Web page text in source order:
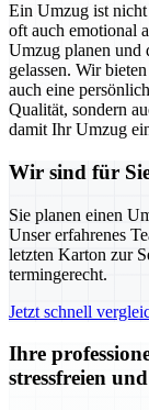
Ein Umzug ist nicht
oft auch emotional
Umzug planen und
gelassen. Wir
auch eine
Qualität, sondern
damit Ihr Umzug
Wir sind für
Sie planen einen
Unser erfahrenes
letzten Karton zur
termingerecht.
Jetzt schnell
Ihre
stressfreien